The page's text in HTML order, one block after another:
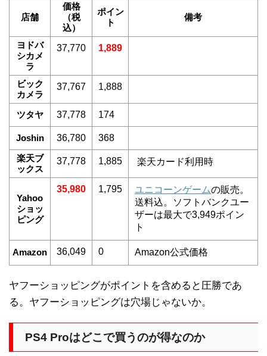
店舗
価格
（税
込）
ポイン
ト
備考
ヨドバ
シカメ
ラ
37,770 1,889
ビック
カメラ
37,767 1,888
ツタヤ 37,778 174
Joshin 36,780
368
楽天ブ
ックス
37,778 1,885 楽天カード利用時
Yahoo
ショッ
ピング
35,980 1,795 ユニコーンゲームの販売。
送料込。ソフトバンクユー
ザーは最大で3,949ポイン
ト
Amazon 36,049 0 Amazon公式価格
ヤフーショッピングがポイントを含めると圧勝であ
る。ヤフーショッピングは穴場じゃないか。
PS4 Proはどこで買うのが得なのか